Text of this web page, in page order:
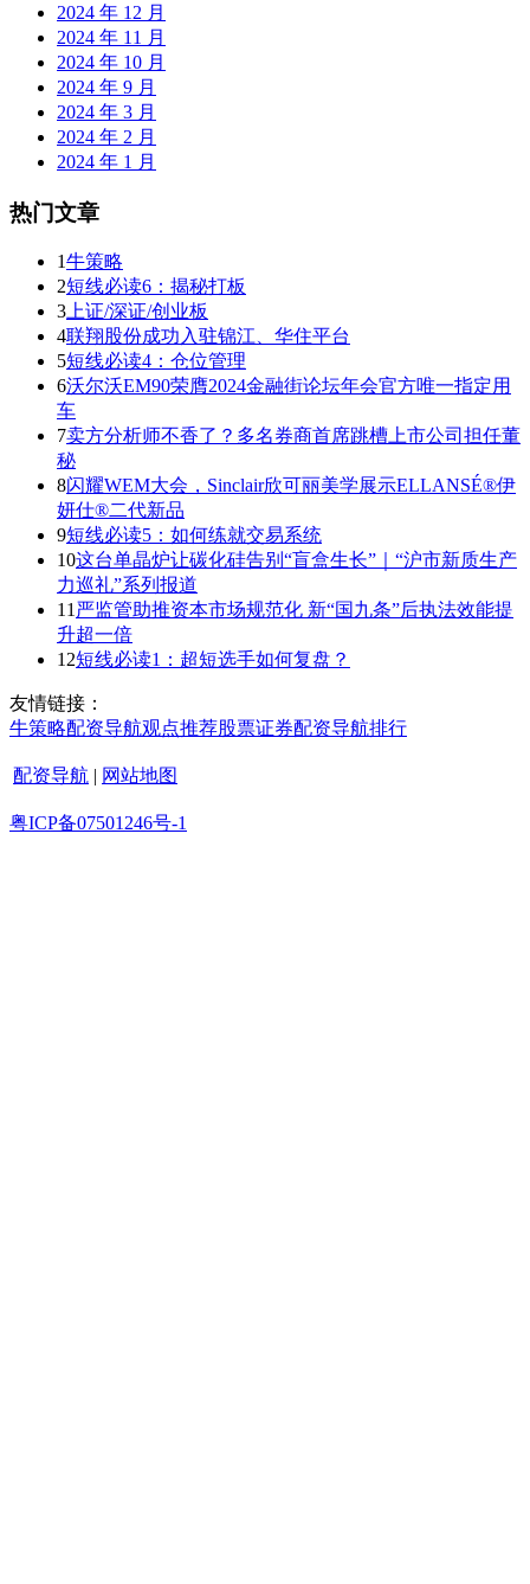
2024 年 12 月
2024 年 11 月
2024 年 10 月
2024 年 9 月
2024 年 3 月
2024 年 2 月
2024 年 1 月
热门文章
1牛策略
2短线必读6：揭秘打板
3 上证/深证/创业板
4联翔股份成功入驻锦江、华住平台
5短线必读4：仓位管理
6沃尔沃EM90荣膺2024金融街论坛年会官方唯一指定用
车
7卖方分析师不香了？多名券商首席跳槽上市公司担任董
秘
8闪耀WEM大会，Sinclair欣可丽美学展示ELLANSÉ®伊
妍仕®二代新品
9短线必读5：如何练就交易系统
10这台单晶炉让碳化硅告别“盲盒生长”｜“沪市新质生产
力巡礼”系列报道
11 严监管助推资本市场规范化 新“国九条”后执法效能提
升超一倍
12短线必读1：超短选手如何复盘？
友情链接：
牛策略配资导航观点推荐股票证券配资导航排行
配资导航 | 网站地图
粤ICP备07501246号-1